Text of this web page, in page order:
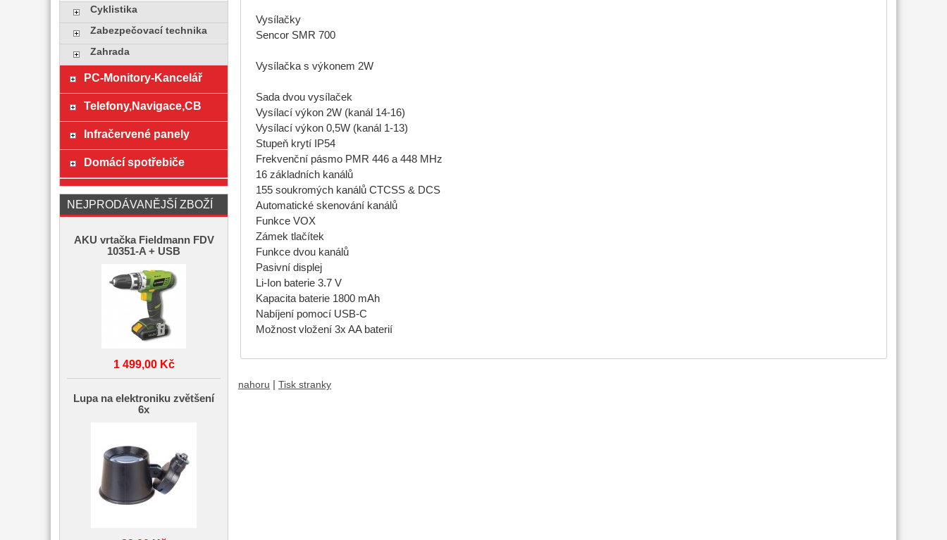
Vysílačky
Sencor SMR 700
Vysílačka s výkonem 2W
Sada dvou vysílaček
Vysílací výkon 2W (kanál 14-16)
Vysílací výkon 0,5W (kanál 1-13)
Stupeň krytí IP54
Frekvenční pásmo PMR 446 a 448 MHz
16 základních kanálů
155 soukromých kanálů CTCSS & DCS
Automatické skenování kanálů
Funkce VOX
Zámek tlačítek
Funkce dvou kanálů
Pasivní displej
Li-Ion baterie 3.7 V
Kapacita baterie 1800 mAh
Nabíjení pomocí USB-C
Možnost vložení 3x AA baterií
nahoru Tisk stranky
Cyklistika
Zabezpečovací technika
Zahrada
PC-Monitory-Kancelář
Telefony,Navigace,CB
Infračervené panely
Domácí spotřebiče
NEJPRODÁVANĚJŠÍ ZBOŽÍ
AKU vrtačka Fieldmann FDV
10351-A + USB
1 499,00 Kč
Lupa na elektroniku zvětšení
6x